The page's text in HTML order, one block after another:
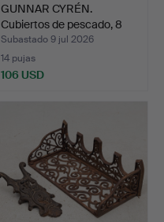
GUNNAR CYRÉN.
Cubiertos de pescado, 8
piez…
Subastado 9 jul 2026
14 pujas
106 USD